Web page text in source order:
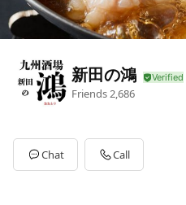
新田の鴻
Friends2,686
Chat Call